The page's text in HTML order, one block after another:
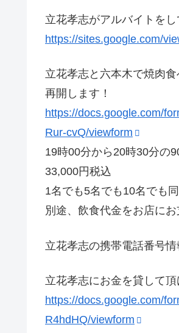
立花孝志がアルバイトを
https://sites.google.com/
立花孝志と六本木で焼肉食
再開します！
https://docs.google.com/
Rur-cvQ/viewform
19時00分から20時30分の
33,000円税込
1名でも5名でも10名でも同
別途、飲食代金をお店にお
立花孝志の携帯電話番号
立花孝志にお金を貸して
https://docs.google.com/
R4hdHQ/viewform